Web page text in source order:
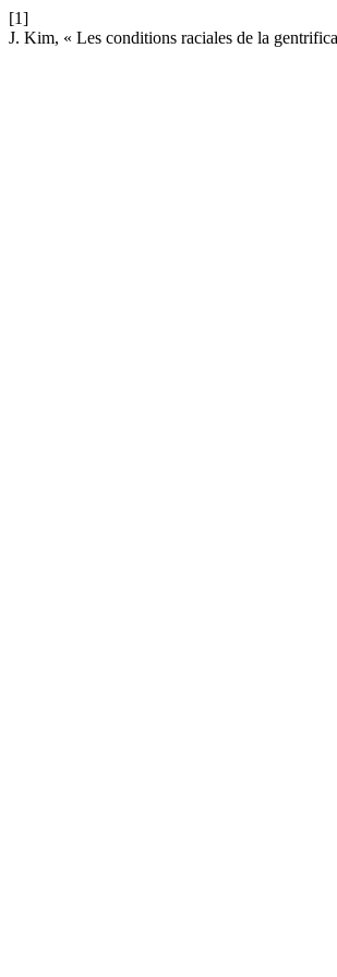
[1]
J. Kim, « Les conditions raciales de la